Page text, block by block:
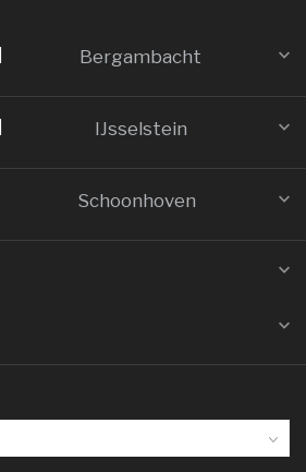
Bergambacht
IJsselstein
Schoonhoven